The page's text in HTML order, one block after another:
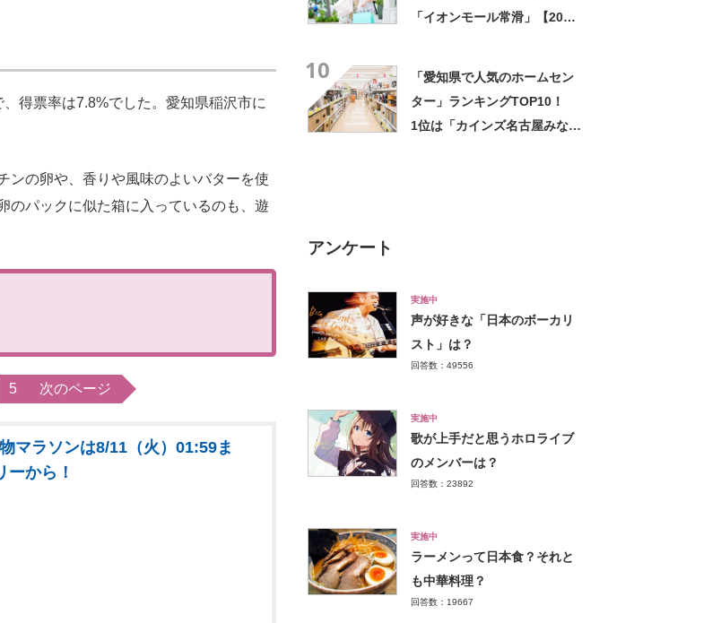
得票率は7.8%でした。愛知県稲沢市に
の卵や、香りや風味のよいバターを使
のパックに似た箱に入っているのも、遊
5 次のページ
マラソンは8/11（火）01:59ま
から！
「イオンモール常滑」【2024
10
「愛知県で人気のホームセン
ター」ランキングTOP10！
1位は「カインズ名古屋みなと
アンケート
実施中
声が好きな「日本のボーカリ
スト」は？
回答数：49556
実施中
歌が上手だと思うホロライブ
のメンバーは？
回答数：23892
実施中
ラーメンって日本食？それと
も中華料理？
回答数：19667